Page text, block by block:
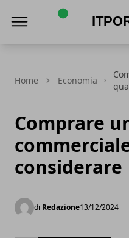
Home Economia
Comprare
considerare
di Redazione13/12/2024